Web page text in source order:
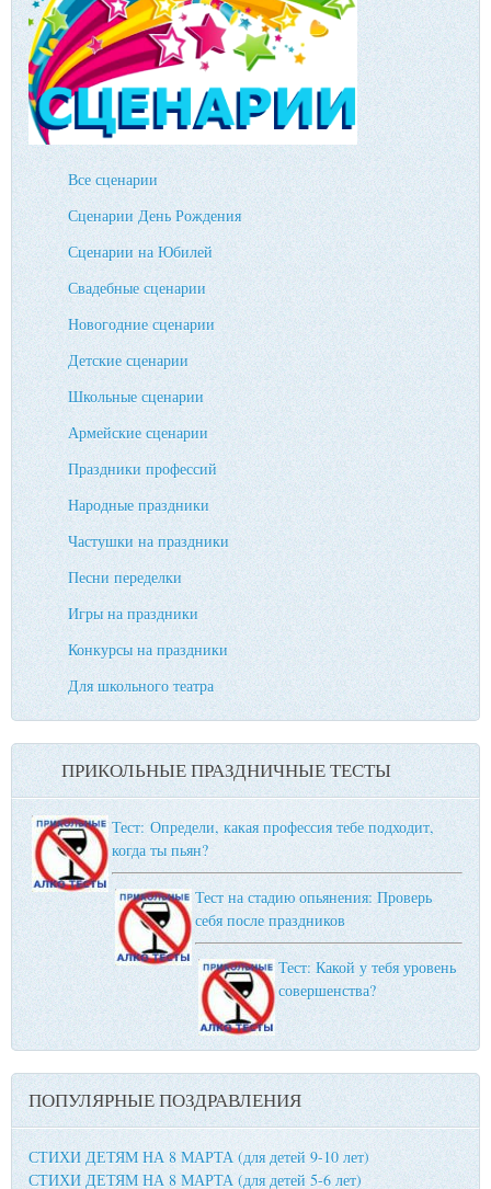
Все сценарии
Сценарии День Рождения
Сценарии на Юбилей
Свадебные сценарии
Новогодние сценарии
Детские сценарии
Школьные сценарии
Армейские сценарии
Праздники профессий
Народные праздники
Частушки на праздники
Песни переделки
Игры на праздники
Конкурсы на праздники
Для школьного театра
ПРИКОЛЬНЫЕ ПРАЗДНИЧНЫЕ ТЕСТЫ
Тест: Определи, какая профессия тебе подходит,
когда ты пьян?
Тест на стадию опьянения: Проверь
себя после праздников
Тест: Какой у тебя уровень
совершенства?
ПОПУЛЯРНЫЕ ПОЗДРАВЛЕНИЯ
СТИХИ ДЕТЯМ НА 8 МАРТА (для детей 9-10 лет)
СТИХИ ДЕТЯМ НА 8 МАРТА (для детей 5-6 лет)